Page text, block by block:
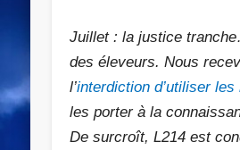
Juillet : la justice
des éleveurs. Nous
l’interdiction d’utiliser les
les porter à la
De surcroît,L214 est